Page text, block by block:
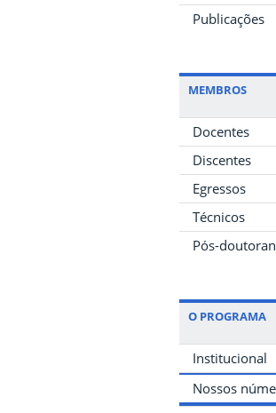
Publicações
MEMBROS
Docentes
Discentes
Egressos
Técnicos
Pós-
O PROGRAMA
Institucional
Nossos